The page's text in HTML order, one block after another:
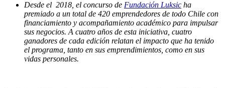
Desde el 2018, el concurso de Fundación Luksic ha
premiado a un total de 420 emprendedores de todo Chile con
financiamiento y acompañamiento académico para impulsar
sus negocios. A cuatro años de esta iniciativa, cuatro
ganadores de cada edición relatan el impacto que ha tenido
el programa, tanto en sus emprendimientos, como en sus
vidas personales.